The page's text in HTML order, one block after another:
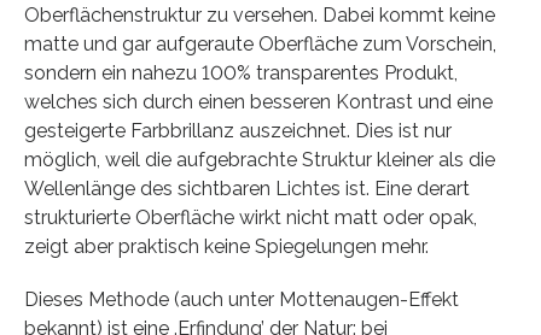
Oberflächen­struktur zu ver­sehen. Dabei kommt keine
matte und gar aufgeraute Oberfläche zum Vorschein,
sondern ein nahezu 100% transparentes Produkt,
welches sich durch einen besseren Kontrast und eine
gestei­gerte Farbbrillanz auszeichnet. Dies ist nur
möglich, weil die aufgebrachte Struktur kleiner als die
Wellenlänge des sichtbaren Lichtes ist. Eine derart
strukturierte Oberfläche wirkt nicht matt oder opak,
zeigt aber praktisch keine Spiegelungen mehr.
Dieses Methode (auch unter Mottenaugen-Effekt
bekannt) ist eine ‚Erfindung’ der Natur: bei